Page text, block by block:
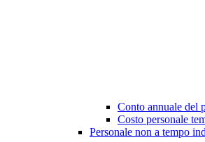
Conto annuale del
Costo personale
Personale non a tempo